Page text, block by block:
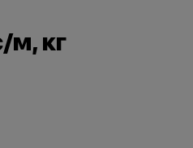
м, кг